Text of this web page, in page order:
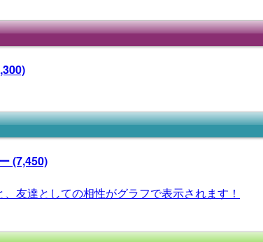
(7,450)
友達としての相性がグラフで表示されます！